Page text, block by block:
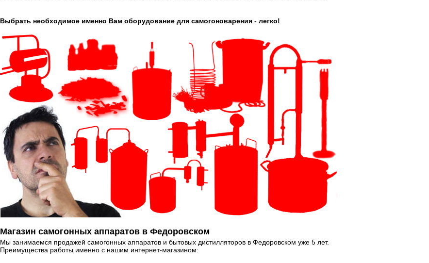
Выбрать необходимое именно Вам оборудование для самогоноварения - легко!
Магазин самогонных аппаратов в Федоровском
Мы занимаемся продажей самогонных аппаратов и бытовых дистилляторов в Федоровском уже 5 лет.
Преимущества работы именно с нашим интернет-магазином: